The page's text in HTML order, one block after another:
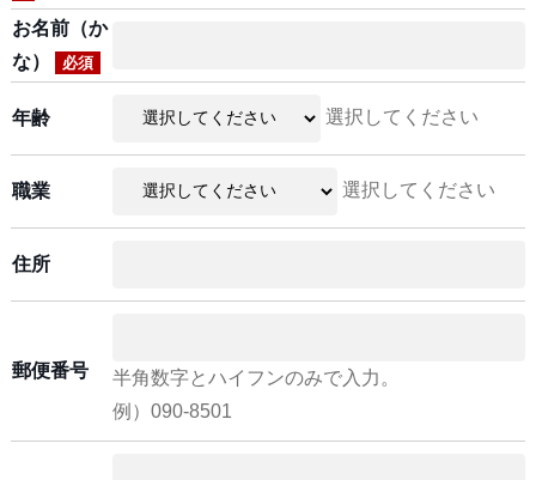
お名前（か
な）
必須
年齢 選択してください
職業 選択してください
住所
郵便番号
半角数字とハイフンのみで入力。
例）090-8501